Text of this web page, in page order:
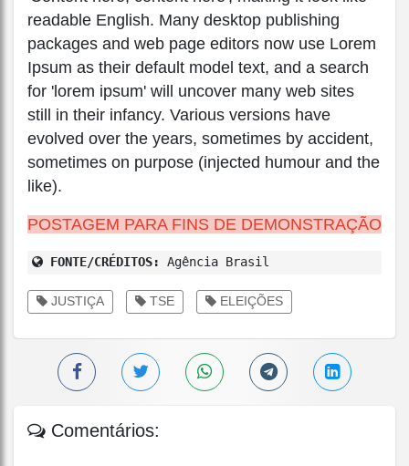
readable English. Many desktop publishing
packages and web page editors now use Lorem
Ipsum as their default model text, and a search
for 'lorem ipsum' will uncover many web sites
still in their infancy. Various versions have
evolved over the years, sometimes by accident,
sometimes on purpose (injected humour and the
like).
POSTAGEM PARA FINS DE DEMONSTRAÇÃO
FONTE/CRÉDITOS: Agência Brasil
JUSTIÇA TSE ELEIÇÕES
Comentários: